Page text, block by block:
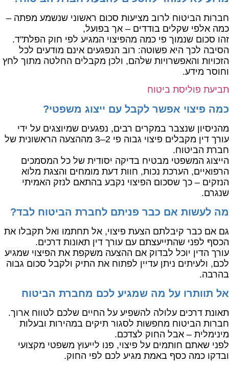
חברות הביטוח לרוב מציעות סכום ראשוני שנשמע מפתה –
כמה אלפי שקלים בודדים – אך בפועל,
זהו סכום שנמוך פי כמה מהפיצוי המגיע לפי חוק הפלת"ד.
הסיבה לכך היא פשוטה: רוב הנפגעים אינם מודעים לכל
הזכויות והאפשרויות שלהם, ולכן מקבלים החלטה מתוך לחץ
וחוסר מידע.
תביעת פוליסת ביטוח
כמה פיצוי אפשר לקבל עם ייצוג משפטי?
מהניסיון שנצבר במקרים רבים, נפגעים שמיוצגים על ידי
עורך דין מקבלים פיצוי גבוה פי 2–3 מההצעה הראשונית של
חברת הביטוח.
הייצוג המשפטי מבטיח בדיקה יסודית של כל המסמכים
הרפואיים, הערכת נכות, חוות דעת מומחים והצגת מלוא
הנזקים – כך שסכום הפיצוי נקבע בהתאם לנזק האמיתי
שנגרם.
מה לעשות אם כבר פניתם לחברת הביטוח לבד?
גם אם כבר קיבלתם הצעת פיצוי, אל תחתמו ואל תקבלו את
הכסף לפני שהתייעצתם עם עורך דין תאונות דרכים.
עורך הדין יוכל לבדוק אם ההצעה משקפת את הפיצוי שמגיע
לכם, ולעיתים ניתן עדיין לפתוח את התיק ולקבל סכום גבוה
בהרבה.
אל תוותרו על מה שמגיע לכם מחברת הביטוח
תאונת דרכים עלולה להשפיע על החיים שלכם לטווח ארוך.
חברות הביטוח מחפשות לסגור תיקים במהירות ובעלות
מינימלית – אבל החוק לצדכם.
לפני שאתם חותמים על פיצוי, פנו לייעוץ משפטי מקצועי
ובדקו כמה כסף באמת מגיע לכם לפי החוק.